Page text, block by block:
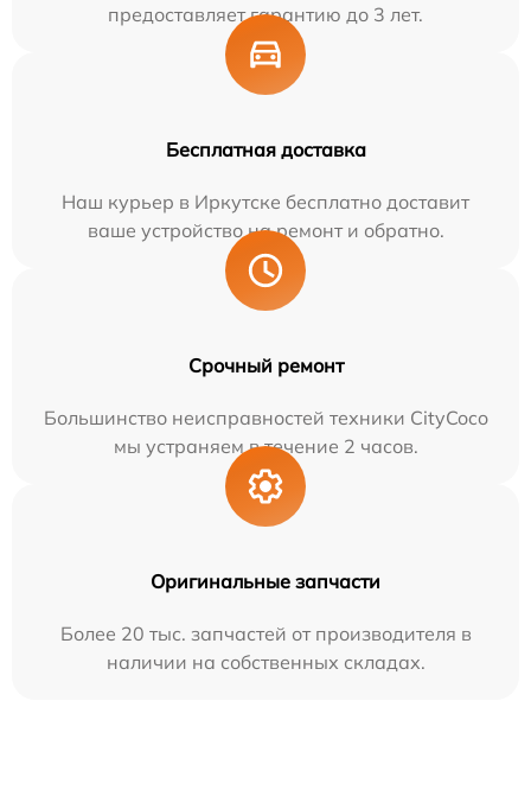
предоставляет гарантию до 3 лет.
Бесплатная доставка
Наш курьер в Иркутске бесплатно доставит
ваше устройство на ремонт и обратно.
Срочный ремонт
Большинство неисправностей техники CityCoco
мы устраняем в течение 2 часов.
Оригинальные запчасти
Более 20 тыс. запчастей от производителя в
наличии на собственных складах.